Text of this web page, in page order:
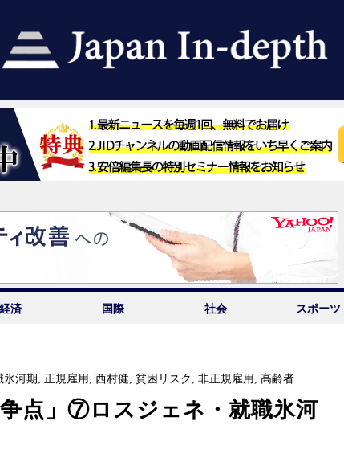
経済 国際 社会 スポーツ
氷河期 , 正規雇用 ,西村健,貧困リスク ,非正規雇用 ,高齢者
点」⑦ロスジェネ・就職氷河